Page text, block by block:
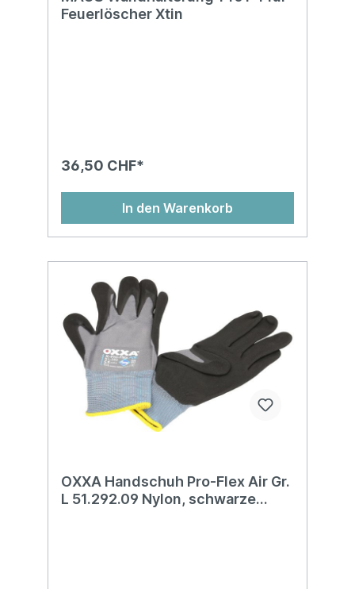
Feuerlöscher Xtin
36,50 CHF*
In den Warenkorb
OXXA Handschuh Pro-Flex Air Gr.
L 51.292.09 Nylon, schwarze